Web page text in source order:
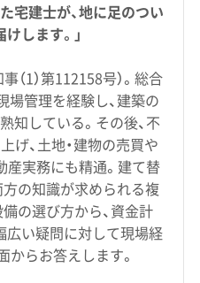
宅建士が、地に足のつい
します。」
（1）第112158号）。総合
管理を経験し、建築の
知している。その後、不
げ、土地・建物の売買や
産実務にも精通。建て替
方の知識が求められる複
の選び方から、資金計
広い疑問に対して現場経
らお答えします。